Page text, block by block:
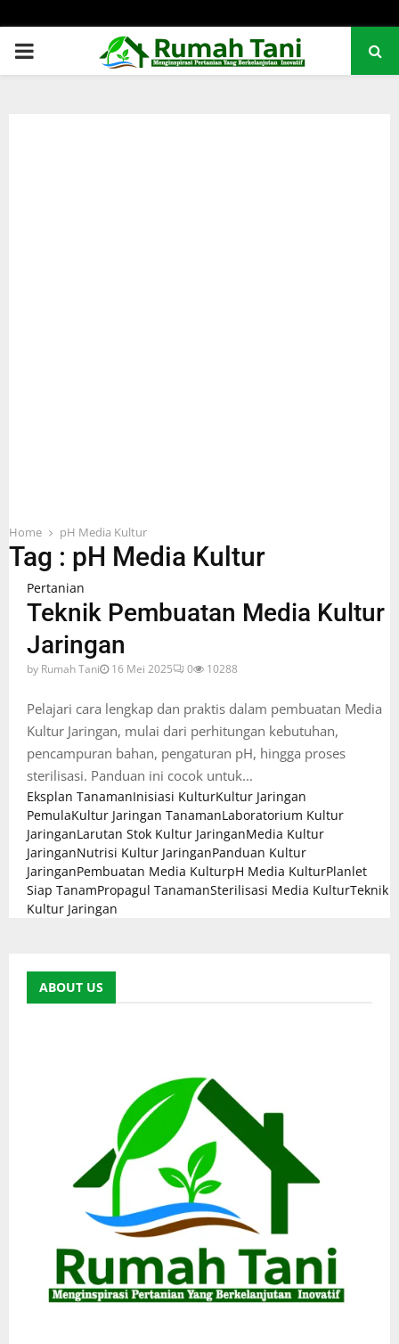
PRIMARY
Home pH Media Kultur
Tag : pH Media Kultur
Pertanian
Teknik Pembuatan Media Kultur
Jaringan
by Rumah Tani 16 Mei 2025 0 10288
Pelajari cara lengkap dan praktis dalam pembuatan Media
Kultur Jaringan, mulai dari perhitungan kebutuhan,
pencampuran bahan, pengaturan pH, hingga proses
sterilisasi. Panduan ini cocok untuk...
Eksplan TanamanInisiasi KulturKultur Jaringan
PemulaKultur Jaringan TanamanLaboratorium Kultur
JaringanLarutan Stok Kultur JaringanMedia Kultur
JaringanNutrisi Kultur JaringanPanduan Kultur
JaringanPembuatan Media KulturpH Media KulturPlanlet
Siap TanamPropagul TanamanSterilisasi Media KulturTeknik
Kultur Jaringan
ABOUT US